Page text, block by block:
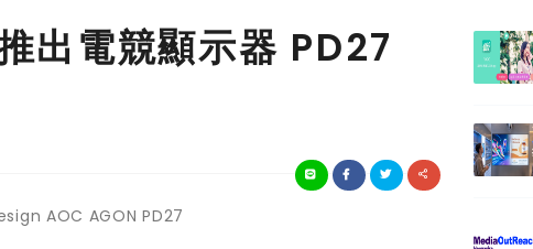
電競顯示器 PD27
AOC AGON PD27